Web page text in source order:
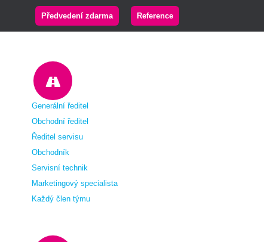
Reference
Předvedení zdarma
Generální ředitel
Obchodní ředitel
Ředitel servisu
Obchodník
Servisní technik
Marketingový specialista
Každý člen týmu